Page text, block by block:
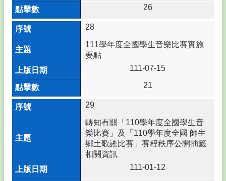
覽
英
語
口
說
展
能
專
區
公
系
學
務
26
28
111學年度全國學生音樂比賽實施
要點
111-07-15
21
29
轉知有關「110學年度全國學生音
樂比賽」及「110學年度全國 師生
鄉土歌謠比賽」賽程秩序公開抽籤
相關資訊
111-01-12